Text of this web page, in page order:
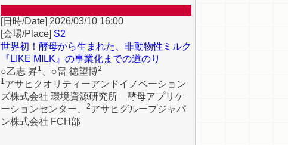
2026/03/10 16:00
S2
世界初！酵母から生まれた、非動物性ミルク
『LIKE MILK』の事業化までの道のり
○乙志 昇1 、○畠 徳望博2
1アサヒクオリティーアンドイノベーション
ズ株式会社 環境資源研究所 酵母アプリケ
ーションセンター、
2アサヒグループジャパ
ン株式会社 FCH部